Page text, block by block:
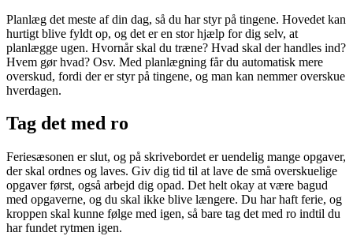
Planlæg det meste af din dag, så du har styr på tingene. Hovedet kan
hurtigt blive fyldt op, og det er en stor hjælp for dig selv, at
planlægge ugen. Hvornår skal du træne? Hvad skal der handles ind?
Hvem gør hvad? Osv. Med planlægning får du automatisk mere
overskud, fordi der er styr på tingene, og man kan nemmer overskue
hverdagen.
Tag det med ro
Feriesæsonen er slut, og på skrivebordet er uendelig mange opgaver,
der skal ordnes og laves. Giv dig tid til at lave de små overskuelige
opgaver først, også arbejd dig opad. Det helt okay at være bagud
med opgaverne, og du skal ikke blive længere. Du har haft ferie, og
kroppen skal kunne følge med igen, så bare tag det med ro indtil du
har fundet rytmen igen.